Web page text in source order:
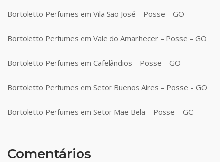
Bortoletto Perfumes em Vila São José – Posse – GO
Bortoletto Perfumes em Vale do Amanhecer – Posse – GO
Bortoletto Perfumes em Cafelândios – Posse – GO
Bortoletto Perfumes em Setor Buenos Aires – Posse – GO
Bortoletto Perfumes em Setor Mãe Bela – Posse – GO
Comentários